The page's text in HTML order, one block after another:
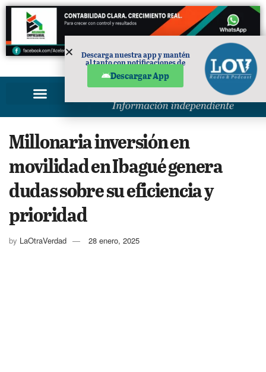
PUBLICIDAD
Millonaria inversión en
movilidad en Ibagué genera
dudas sobre su eficiencia y
prioridad
by LaOtraVerdad 28 enero, 2025
Descarga nuestra app y mantén
al tanto con notificaciones de
Descargar App